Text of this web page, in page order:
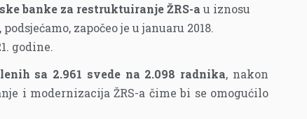
banke za restruktuiranje ŽRS-a u iznosu
započeo je u januaru 2018.
godine.
sa 2.961 svede na 2.098 radnika, nakon
i modernizacija ŽRS-a čime bi se omogućilo